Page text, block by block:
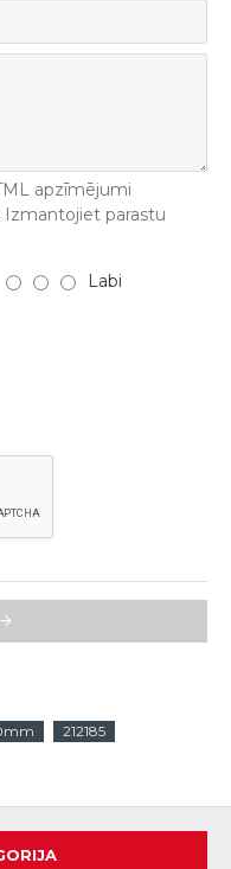
apzīmējumi
Izmantojiet parastu
Labi
212185